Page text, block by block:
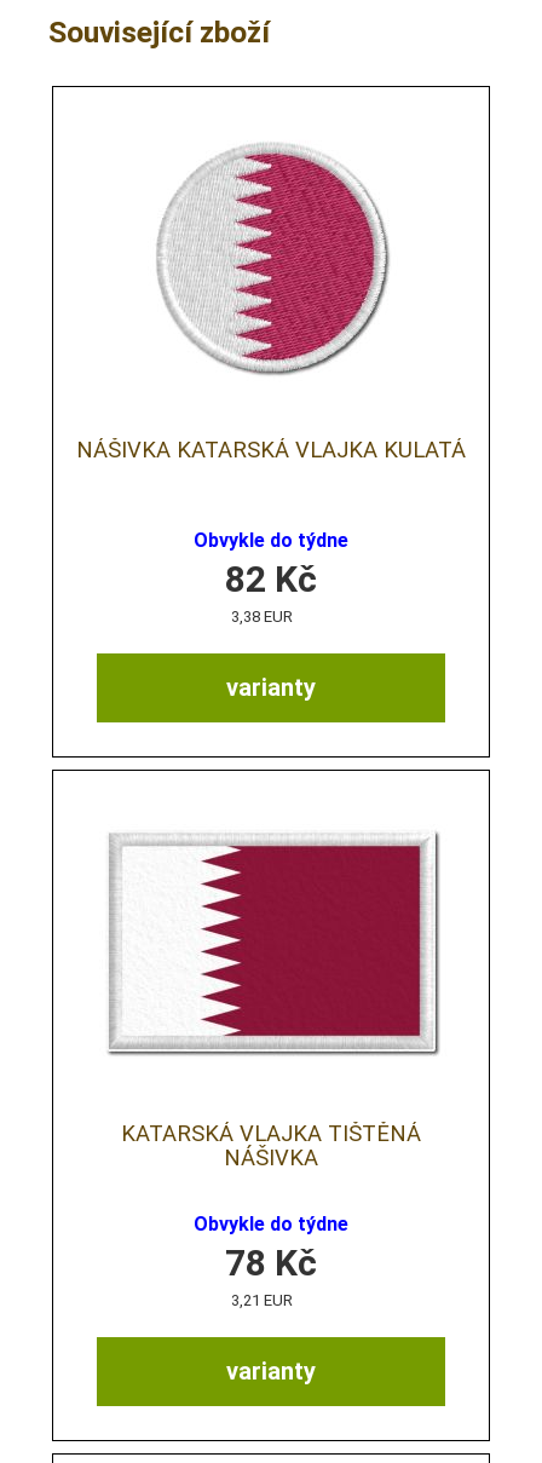
Související zboží
NÁŠIVKA KATARSKÁ VLAJKA KULATÁ
Obvykle do týdne
varianty
82 Kč
3,38 EUR
KATARSKÁ VLAJKA TIŠTĚNÁ
NÁŠIVKA
Obvykle do týdne
varianty
78 Kč
3,21 EUR